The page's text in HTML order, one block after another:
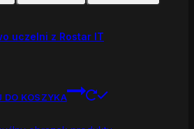
uczelni z Rostar IT
DO KOSZYKA